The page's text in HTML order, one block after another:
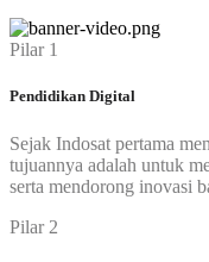
Pilar 1
Pendidikan Digital
Sejak Indosat pertama
tujuannya adalah untuk
serta mendorong inovasi
Pilar 2